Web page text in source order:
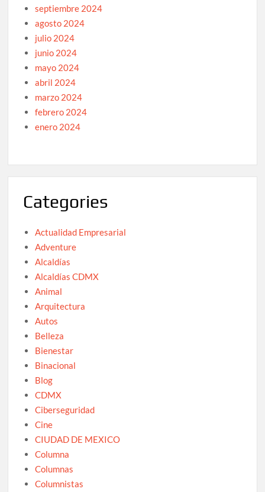
septiembre 2024
agosto 2024
julio 2024
junio 2024
mayo 2024
abril 2024
marzo 2024
febrero 2024
enero 2024
Categories
Actualidad Empresarial
Adventure
Alcaldías
Alcaldías CDMX
Animal
Arquitectura
Autos
Belleza
Bienestar
Binacional
Blog
CDMX
Ciberseguridad
Cine
CIUDAD DE MEXICO
Columna
Columnas
Columnistas